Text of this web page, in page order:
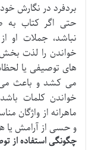
بردفرد در نگارش
حتی اگر کتاب به
نباشد، جملات او
خواندن را لذت
های توصیفی یا
می کشد و باعث می
خواندن کلمات
ماهرانه از
و حسی از آرامش یا
چگونگی استفاده از